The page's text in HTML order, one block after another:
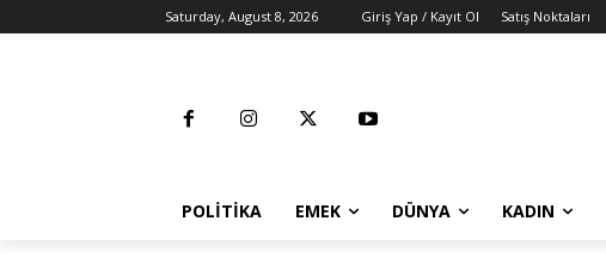
Saturday, August 8, 2026 Giriş Yap / Kayıt Ol Satış Noktaları
POLITIKA EMEK DÜNYA KADIN